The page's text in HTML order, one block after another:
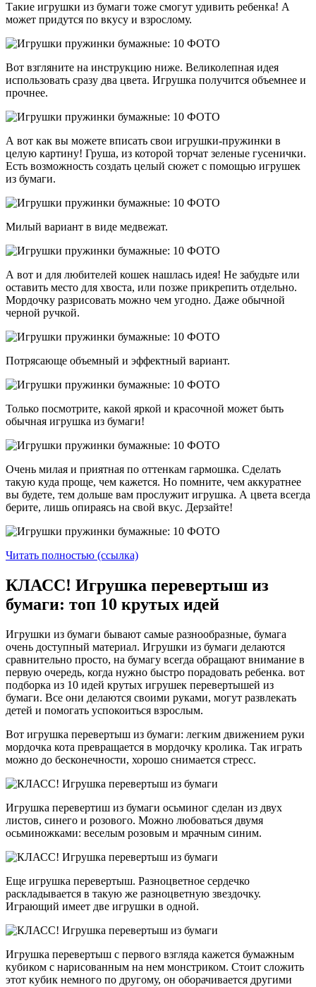
Такие игрушки из бумаги тоже смогут удивить ребенка! А
может придутся по вкусу и взрослому.
Вот взгляните на инструкцию ниже. Великолепная идея
использовать сразу два цвета. Игрушка получится объемнее и
прочнее.
А вот как вы можете вписать свои игрушки-пружинки в
целую картину! Груша, из которой торчат зеленые гусенички.
Есть возможность создать целый сюжет с помощью игрушек
из бумаги.
Милый вариант в виде медвежат.
А вот и для любителей кошек нашлась идея! Не забудьте или
оставить место для хвоста, или позже прикрепить отдельно.
Мордочку разрисовать можно чем угодно. Даже обычной
черной ручкой.
Потрясающе объемный и эффектный вариант.
Только посмотрите, какой яркой и красочной может быть
обычная игрушка из бумаги!
Очень милая и приятная по оттенкам гармошка. Сделать
такую куда проще, чем кажется. Но помните, чем аккуратнее
вы будете, тем дольше вам прослужит игрушка. А цвета всегда
берите, лишь опираясь на свой вкус. Дерзайте!
Читать полностью (ссылка)
КЛАСС! Игрушка перевертыш из
бумаги: топ 10 крутых идей
Игрушки из бумаги бывают самые разнообразные, бумага
очень доступный материал. Игрушки из бумаги делаются
сравнительно просто, на бумагу всегда обращают внимание в
первую очередь, когда нужно быстро порадовать ребенка. вот
подборка из 10 идей крутых игрушек перевертышей из
бумаги. Все они делаются своими руками, могут развлекать
детей и помогать успокоиться взрослым.
Вот игрушка перевертыш из бумаги: легким движением руки
мордочка кота превращается в мордочку кролика. Так играть
можно до бесконечности, хорошо снимается стресс.
Игрушка перевертиш из бумаги осьминог сделан из двух
листов, синего и розового. Можно любоваться двумя
осьминожками: веселым розовым и мрачным синим.
Еще игрушка перевертыш. Разноцветное сердечко
раскладывается в такую же разноцветную звездочку.
Играющий имеет две игрушки в одной.
Игрушка перевертыш с первого взгляда кажется бумажным
кубиком с нарисованным на нем монстриком. Стоит сложить
этот кубик немного по другому, он оборачивается другими